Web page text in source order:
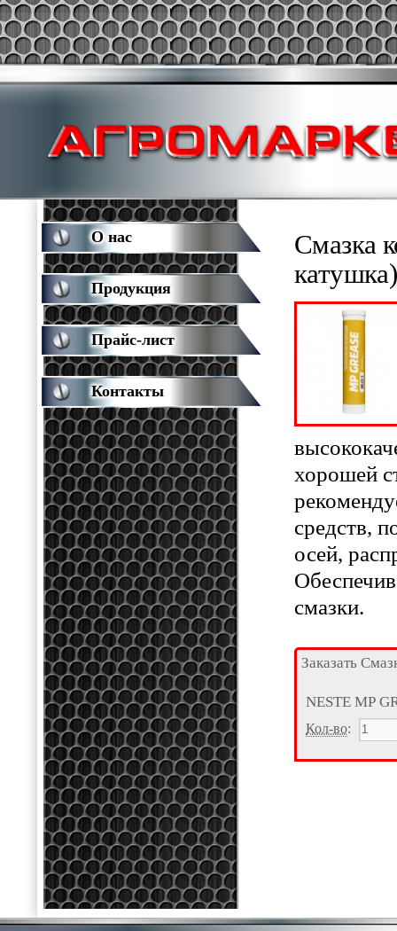
Смазка
катушка)
хорошей
средств,
осей,
смазки.
Заказать
NESTE MP
Кол-во:
О нас
Продукция
Прайс-лист
Контакты